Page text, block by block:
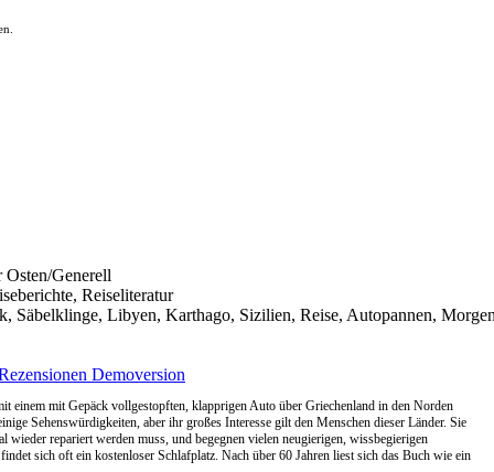
Generell
Reiseliteratur
Säbelklinge, Libyen, Karthago, Sizilien, Reise, Autopannen,
Demoversion
mit Gepäck vollgestopften, klapprigen Auto über Griechenland in den Norden
Sehenswürdigkeiten, aber ihr großes Interesse gilt den Menschen dieser Länder. Sie
repariert werden muss, und begegnen vielen neugierigen, wissbegierigen
sich oft ein kostenloser Schlafplatz. Nach über 60 Jahren liest sich das Buch wie ein